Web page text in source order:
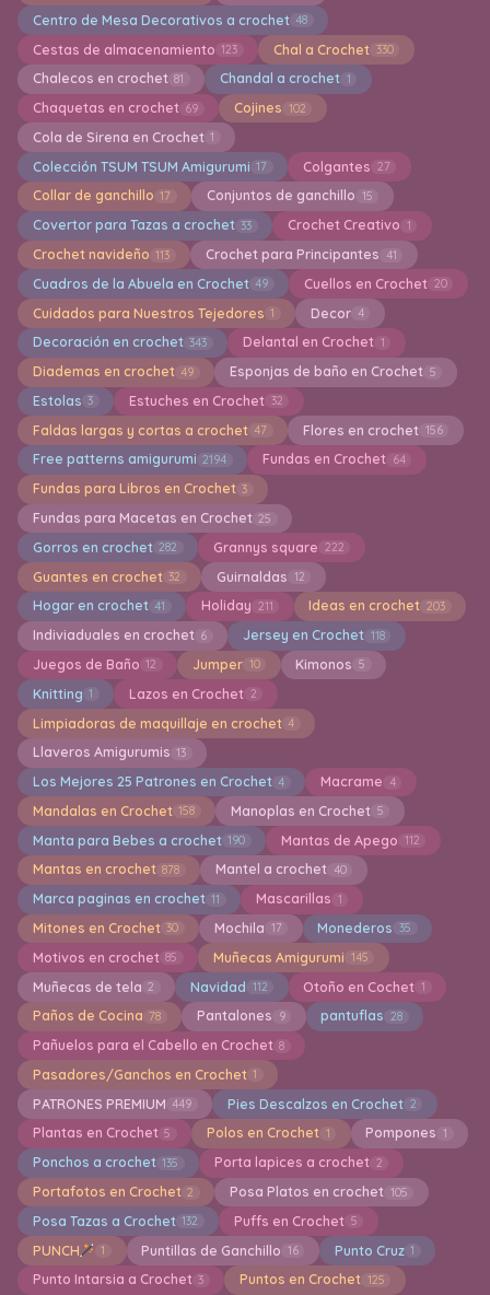
Centro de Mesa Decorativos a crochet 48
Cestas de almacenamiento 123 Chal a Crochet 330
Chalecos en crochet 81 Chandal a crochet 1
Chaquetas en crochet 69 Cojines 102
Cola de Sirena en Crochet 1
Colección TSUM TSUM Amigurumi 17 Colgantes 27
Collar de ganchillo 17 Conjuntos de ganchillo 15
Covertor para Tazas a crochet 33 Crochet Creativo 1
Crochet navideño 113 Crochet para Principantes 41
Cuadros de la Abuela en Crochet 49 Cuellos en Crochet 20
Cuidados para Nuestros Tejedores 1 Decor 4
Decoración en crochet 343 Delantal en Crochet 1
Diademas en crochet 49 Esponjas de baño en Crochet 5
Estolas 3 Estuches en Crochet 32
Faldas largas y cortas a crochet 47 Flores en crochet 156
Free patterns amigurumi 2194 Fundas en Crochet 64
Fundas para Libros en Crochet 3
Fundas para Macetas en Crochet 25
Gorros en crochet 282 Grannys square 222
Guantes en crochet 32 Guirnaldas 12
Hogar en crochet 41 Holiday 211 Ideas en crochet 203
Indiviaduales en crochet 6 Jersey en Crochet 118
Juegos de Baño 12 Jumper 10 Kimonos 5
Knitting 1 Lazos en Crochet 2
Limpiadoras de maquillaje en crochet 4
Llaveros Amigurumis 13
Los Mejores 25 Patrones en Crochet 4 Macrame 4
Mandalas en Crochet 158 Manoplas en Crochet 5
Manta para Bebes a crochet 190 Mantas de Apego 112
Mantas en crochet 878 Mantel a crochet 40
Marca paginas en crochet 11 Mascarillas 1
Mitones en Crochet 30 Mochila 17 Monederos 35
Motivos en crochet 85 Muñecas Amigurumi 145
Muñecas de tela 2 Navidad 112 Otoño en Cochet 1
Paños de Cocina 78 Pantalones 9 pantuflas 28
Pañuelos para el Cabello en Crochet 8
Pasadores/Ganchos en Crochet 1
PATRONES PREMIUM 449 Pies Descalzos en Crochet 2
Plantas en Crochet 5 Polos en Crochet 1 Pompones 1
Ponchos a crochet 135 Porta lapices a crochet 2
Portafotos en Crochet 2 Posa Platos en crochet 105
Posa Tazas a Crochet 132 Puffs en Crochet 5
PUNCH 1 Puntillas de Ganchillo 16 Punto Cruz 1
Punto Intarsia a Crochet 3 Puntos en Crochet 125